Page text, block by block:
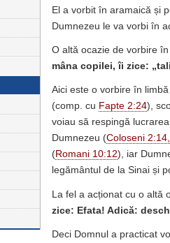
El a vorbit în aramaică și
Dumnezeu le va vorbi în
O altă ocazie de vorbire
mâna copilei, îi zice:
Aici este o vorbire în
(comp. cu Fapte 2:24),
voiau să respingă
Dumnezeu (Coloseni
(Romani 10:12), iar
legământul de la Sinai și
La fel a acționat cu o altă
zice: Efata! Adică:
Deci Domnul a practicat